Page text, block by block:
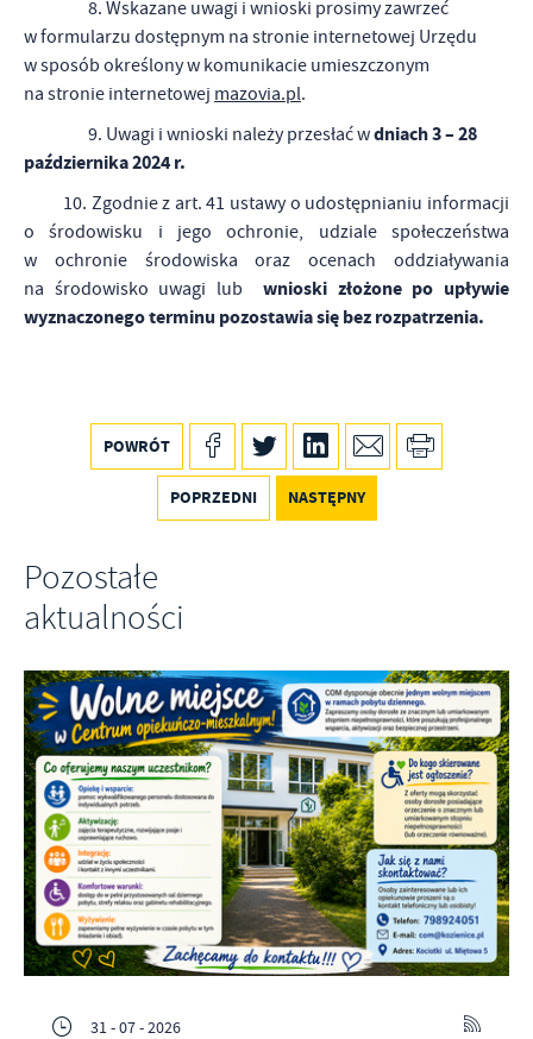
8. Wskazane uwagi i wnioski prosimy zawrzeć
w formularzu dostępnym na stronie internetowej Urzędu
w sposób określony w komunikacie umieszczonym
na stronie internetowej mazovia.pl.
9. Uwagi i wnioski należy przesłać wdniach 3 – 28
października 2024 r.
10. Zgodnie z art. 41 ustawy o udostępnianiu informacji
o środowisku i jego ochronie, udziale społeczeństwa
w ochronie środowiska oraz ocenach oddziaływania
na środowisko uwagi lubwnioski złożone po upływie
wyznaczonego terminu pozostawia się bez rozpatrzenia.
POWRÓT
POPRZEDNI NASTĘPNY
Pozostałe
aktualności
31 - 07 - 2026